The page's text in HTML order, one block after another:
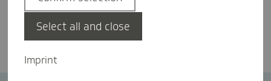
Sophia Just
Imprint
Select all and close